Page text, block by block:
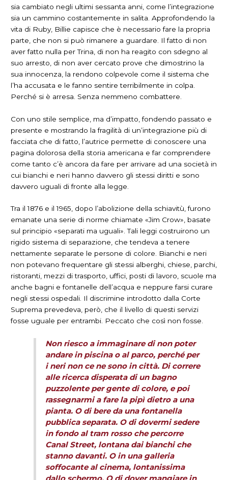
sia cambiato negli ultimi sessanta anni, come l’integrazione
sia un cammino costantemente in salita. Approfondendo la
vita di Ruby, Billie capisce che è necessario fare la propria
parte, che non si può rimanere a guardare. Il fatto di non
aver fatto nulla per Trina, di non ha reagito con sdegno al
suo arresto, di non aver cercato prove che dimostrino la
sua innocenza, la rendono colpevole come il sistema che
l’ha accusata e le fanno sentire terribilmente in colpa.
Perché si è arresa. Senza nemmeno combattere.
Con uno stile semplice, ma d’impatto, fondendo passato e
presente e mostrando la fragilità di un’integrazione più di
facciata che di fatto, l’autrice permette di conoscere una
pagina dolorosa della storia americana e far comprendere
come tanto c’è ancora da fare per arrivare ad una società in
cui bianchi e neri hanno davvero gli stessi diritti e sono
davvero uguali di fronte alla legge.
Tra il 1876 e il 1965, dopo l’abolizione della schiavitù, furono
emanate una serie di norme chiamate «Jim Crow», basate
sul principio «separati ma uguali». Tali leggi costruirono un
rigido sistema di separazione, che tendeva a tenere
nettamente separate le persone di colore. Bianchi e neri
non potevano frequentare gli stessi alberghi, chiese, parchi,
ristoranti, mezzi di trasporto, uffici, posti di lavoro, scuole ma
anche bagni e fontanelle dell’acqua e neppure farsi curare
negli stessi ospedali. Il discrimine introdotto dalla Corte
Suprema prevedeva, però, che il livello di questi servizi
fosse uguale per entrambi. Peccato che così non fosse.
Non riesco a immaginare di non poter
andare in piscina o al parco, perché per
i neri non ce ne sono in città. Di correre
alle ricerca disperata di un bagno
puzzolente per gente di colore, e poi
rassegnarmi a fare la pipì dietro a una
pianta. O di bere da una fontanella
pubblica separata. O di dovermi sedere
in fondo al tram rosso che percorre
Canal Street, lontana dai bianchi che
stanno davanti. O in una galleria
soffocante al cinema, lontanissima